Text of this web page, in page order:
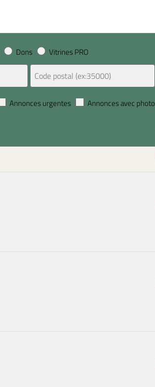
Dons Vitrines PRO
Annonces urgentes Annonces avec photo